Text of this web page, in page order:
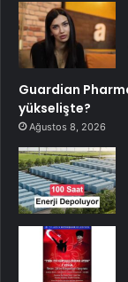
Guardian
yükselişte?
Ağustos 8, 2026